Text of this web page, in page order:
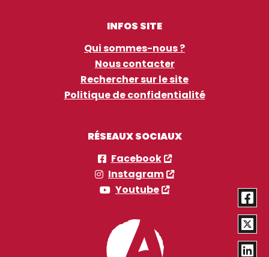
INFOS SITE
Qui sommes-nous ?
Nous contacter
Rechercher sur le site
Politique de confidentialité
RÉSEAUX SOCIAUX
Facebook
Instagram
Youtube